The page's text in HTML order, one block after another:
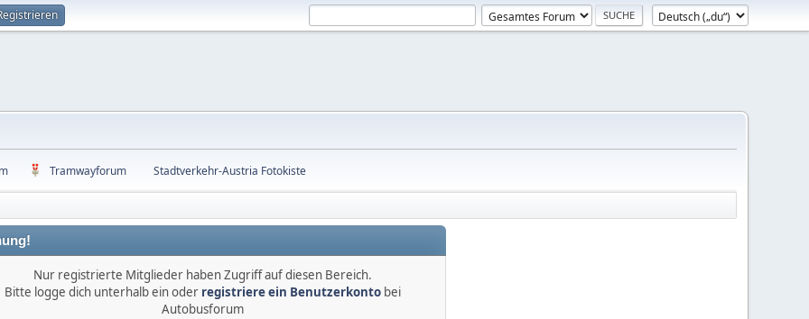
Tramwayforum Stadtverkehr-Austria Fotokiste
Nur registrierte Mitglieder haben Zugriff auf diesen Bereich.
Bitte logge dich unterhalb ein oder registriere ein Benutzerkontobei
Autobusforum